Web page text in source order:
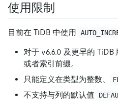
使用限制
目前在 TiDB 中使用
对于 v6.6.0 及更早的
或者索引前缀。
只能定义在类型为整数、
不支持与列的默认值